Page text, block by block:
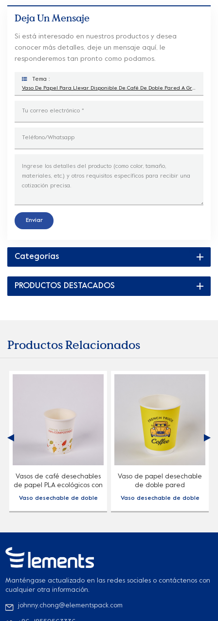
Deja Un Mensaje
Si está interesado en nuestros productos y desea
conocer más detalles, deje un mensaje aquí, le
responderemos tan pronto como podamos.
Tema :
Enviar
Categorías
PRODUCTOS DESTACADOS
Productos Relacionados
Vasos de café desechables
de papel PLA ecológicos con
Vaso desechable de doble
resistente, con aislamiento
Vaso de papel desechable
de doble pared
Vaso desechable de doble
resistente, con aislamiento
Manténgase actualizado en las redes sociales o contáctenos con
cualquier otra información.
johnny.chong@elementspack.com